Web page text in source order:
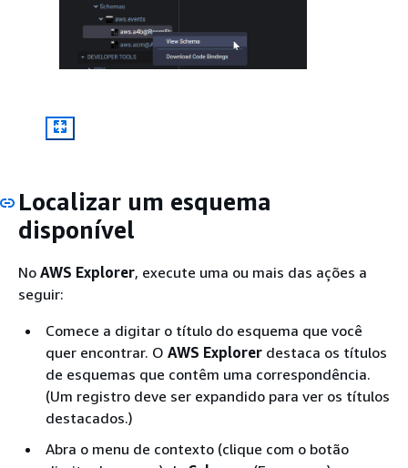
Localizar um esquema
disponível
No AWS Explorer, execute uma ou mais das ações a
seguir:
Comece a digitar o título do esquema que você
quer encontrar. O AWS Explorer destaca os títulos
de esquemas que contêm uma correspondência.
(Um registro deve ser expandido para ver os títulos
destacados.)
Abra o menu de contexto (clique com o botão